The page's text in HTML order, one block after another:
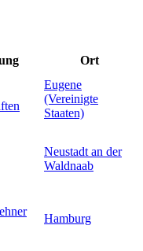
Ort
Eugene
(Vereinigte
Staaten)
Neustadt an der
Waldnaab
Hamburg